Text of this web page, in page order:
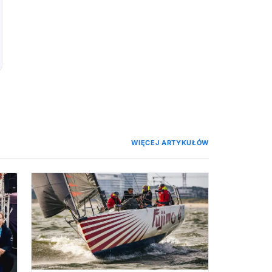
WIĘCEJ ARTYKUŁÓW